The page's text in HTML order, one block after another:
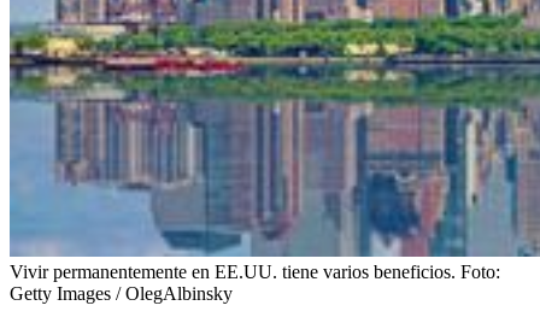
Vivir permanentemente en EE.UU. tiene varios beneficios. Foto:
Getty Images / OlegAlbinsky